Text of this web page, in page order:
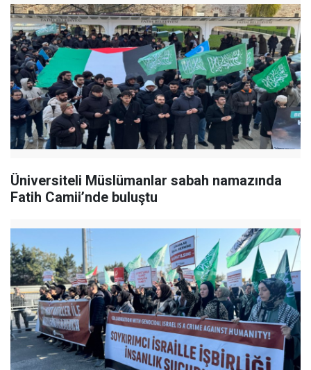
Üniversiteli Müslümanlar sabah namazında
Fatih Camii’nde buluştu